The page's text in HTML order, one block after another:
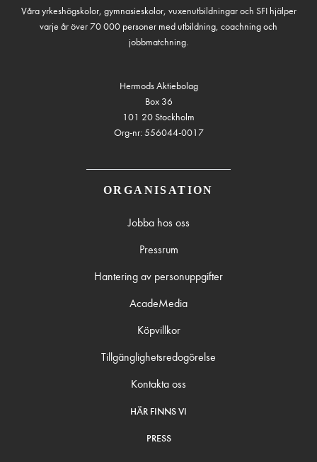
Våra yrkeshögskolor, gymnasieskolor, vuxenutbildningar och SFI hjälper
varje år över 70 000 personer med utbildning, coachning och
jobbmatchning.
Hermods Aktiebolag
Box 36
101 20 Stockholm
Org-nr: 556044-0017
ORGANISATION
Jobba hos oss
Pressrum
Hantering av personuppgifter
AcadeMedia
Köpvillkor
Tillgänglighetsredogörelse
Kontakta oss
HÄR FINNS VI
PRESS